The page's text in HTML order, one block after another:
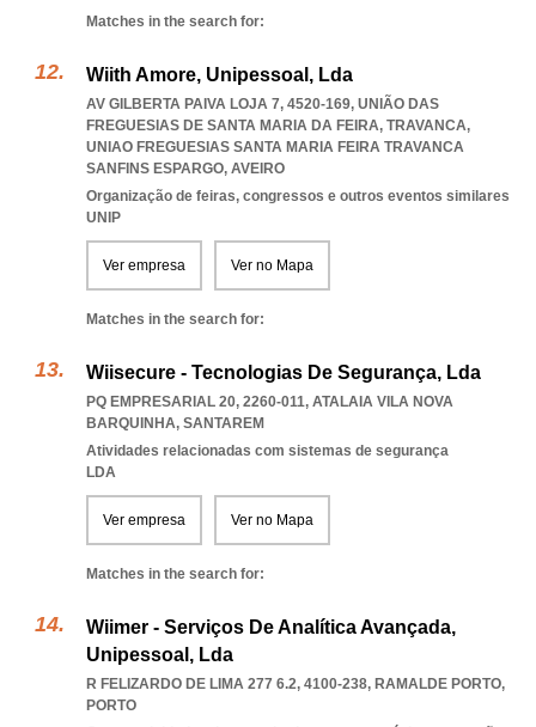
Matches in the search for:
Wiith Amore, Unipessoal, Lda
AV GILBERTA PAIVA LOJA 7, 4520-169, UNIÃO DAS
FREGUESIAS DE SANTA MARIA DA FEIRA, TRAVANCA,
UNIAO FREGUESIAS SANTA MARIA FEIRA TRAVANCA
SANFINS ESPARGO, AVEIRO
Organização de feiras, congressos e outros eventos similares
UNIP
Ver empresa Ver no Mapa
Matches in the search for:
Wiisecure - Tecnologias De Segurança, Lda
PQ EMPRESARIAL 20, 2260-011, ATALAIA VILA NOVA
BARQUINHA, SANTAREM
Atividades relacionadas com sistemas de segurança
LDA
Ver empresa Ver no Mapa
Matches in the search for:
Wiimer - Serviços De Analítica Avançada,
Unipessoal, Lda
R FELIZARDO DE LIMA 277 6.2, 4100-238, RAMALDE PORTO,
PORTO